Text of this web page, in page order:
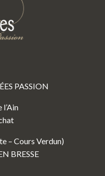
PASSION
– Cours Verdun)
BRESSE